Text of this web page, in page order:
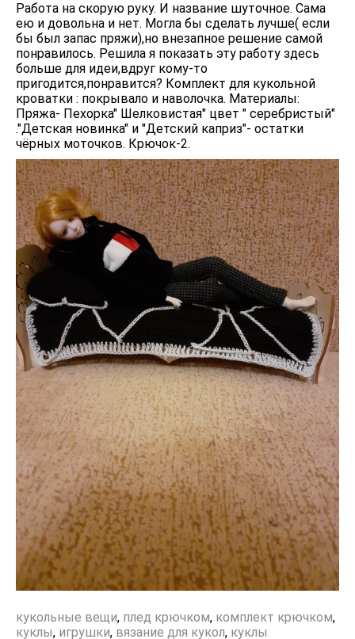
Работа на скорую руку. И название шуточное. Сама
ею и довольна и нет. Могла бы сделать лучше( если
бы был запас пряжи),но внезапное решение самой
понравилось. Решила я показать эту работу здесь
больше для идеи,вдруг кому-то
пригодится,понравится? Комплект для кукольной
кроватки : покрывало и наволочка. Материалы:
Пряжа- Пехорка" Шелковистая" цвет " серебристый"
."Детская новинка" и "Детский каприз"- остатки
чёрных моточков. Крючок-2.
кукольные вещи, плед крючком, комплект крючком,
куклы, игрушки, вязание для кукол, куклы.